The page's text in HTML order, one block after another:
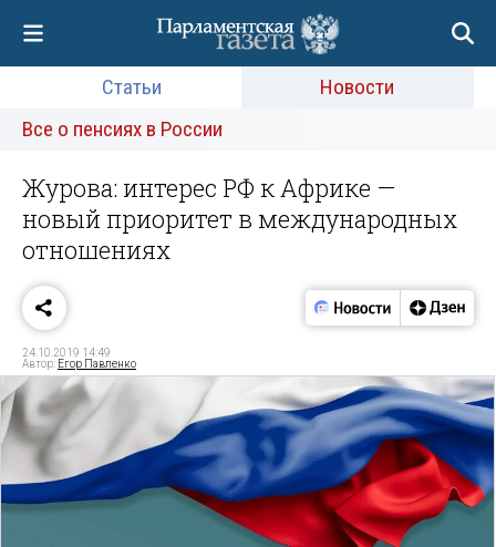
Статьи
Новости
Все о пенсиях в России
Журова: интерес РФ к Африке —
новый приоритет в международных
отношениях
24.10.2019 14:49
Автор: Егор Павленко